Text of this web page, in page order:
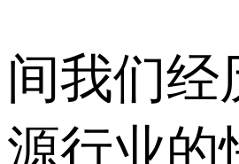
间我们经
源行业的